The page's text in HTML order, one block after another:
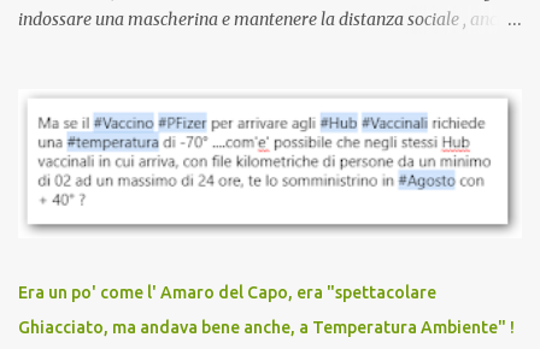
indossare una mascherina e mantenere la distanza sociale , anche
vaccinazione. Non avevamo mai sentito parlare di ricompense,
sconti, incentivi per vaccinarsi. Non avevamo mai visto
discriminazioni per coloro che non l’hanno fatto. Se non sei stato
vaccinato, nessuno aveva prima cercato di farti sentire una
persona cattiva. Non avevamo mai visto un vaccino che minacci le
scuola. Non avevamo mai visto un vaccino che permettesse a un
dodicenne di ignorare il consenso dei genitori. Dopo tutti i vaccini
Era un po' come l' Amaro del Capo, era "spettacolare
Ghiacciato, ma andava bene anche, a Temperatura Ambiente" !